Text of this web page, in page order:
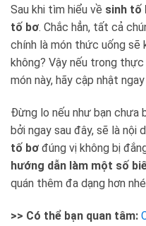
Sau khi tìm hiểu về sinh tố
tố bơ. Chắc hẳn, tất cả
chính là món thức uống sẽ
không? Vậy nếu trong
món này, hãy cập nhật
Đừng lo nếu như bạn chưa
bởi ngay sau đây, sẽ là nội
tố bơ đúng vị không bị
hướng dẫn làm một số
quán thêm đa dạng hơn nhé
>> Có thể bạn quan tâm: